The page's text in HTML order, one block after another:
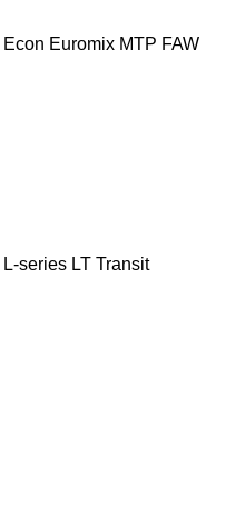
Econ Euromix MTP FAW
L-series LT Transit